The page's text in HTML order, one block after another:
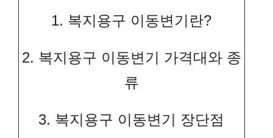
1. 복지용구 이동변기란?
2. 복지용구 이동변기 가격대와 종
류
3. 복지용구 이동변기 장단점